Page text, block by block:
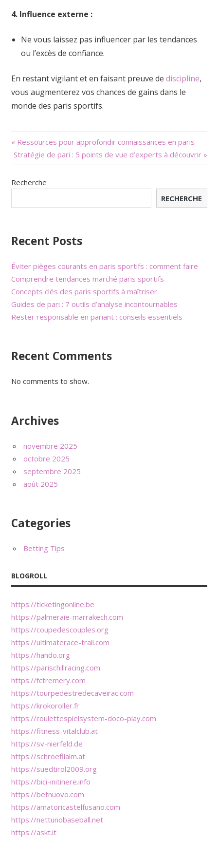
4. Influence externe :
Ne vous laissez pas influencer par les tendances
ou l’excès de confiance.
En restant vigilant et en faisant preuve de discipline,
vous augmenterez vos chances de gains dans le
monde des paris sportifs.
Navigation
de
l’article
« Ressources pour approfondir connaissances en paris
Stratégie de pari : 5 points de vue d’experts à découvrir »
Recherche
RECHERCHE
Recent Posts
Éviter pièges courants en paris sportifs : comment faire
Comprendre tendances marché paris sportifs
Concepts clés des paris sportifs à maîtriser
Guides de pari : 7 outils d’analyse incontournables
Rester responsable en pariant : conseils essentiels
Recent Comments
No comments to show.
Archives
novembre 2025
octobre 2025
septembre 2025
août 2025
Categories
Betting Tips
BLOGROLL
https://ticketingonline.be
https://palmeraie-marrakech.com
https://coupedescouples.org
https://ultimaterace-trail.com
https://hando.org
https://parischillracing.com
https://fctremery.com
https://tourpedestredecaveirac.com
https://krokoroller.fr
https://roulettespielsystem-doco-play.com
https://fitness-vitalclub.at
https://sv-nierfeld.de
https://schroeflialm.at
https://suedtirol2009.org
https://bici-initinere.info
https://betnuovo.com
https://amatoricastelfusano.com
https://nettunobaseball.net
https://askt.it